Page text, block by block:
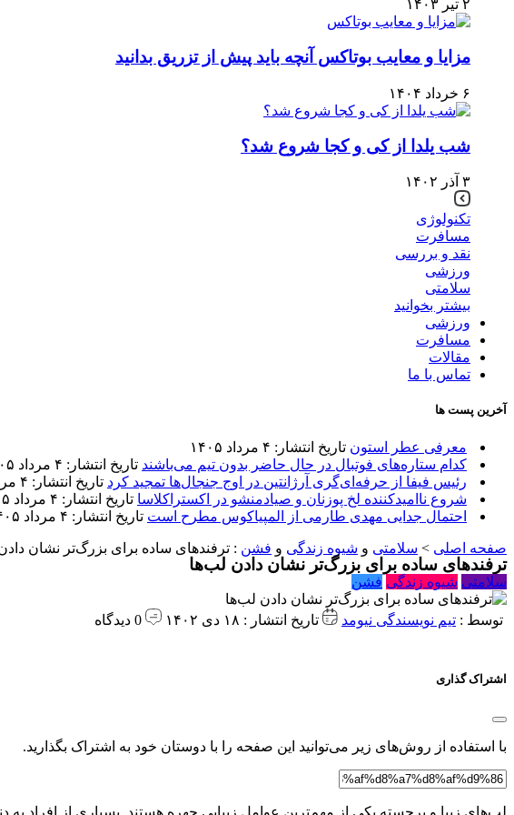
۲ تیر ۱۴۰۳
مزایا و معایب بوتاکس آنچه باید پیش از تزریق بدانید
۶ خرداد ۱۴۰۴
شب یلدا از کی و کجا شروع شد؟
۳ آذر ۱۴۰۲
تکنولوژی
مسافرت
نقد و بررسی
ورزشی
سلامتی
بیشتر بخوانید
ورزشی
مسافرت
مقالات
تماس با ما
آخرین پست ها
معرفی عطر استون تاریخ انتشار: ۴ مرداد ۱۴۰۵
کدام ستاره‌های فوتبال در حال حاضر بدون تیم می‌باشند تاریخ انتشار: ۴ مرداد ۱۴۰۵
رئیس فیفا از حرفه‌ای‌گری آرژانتین در اوج جنجال‌ها تمجید کرد تاریخ انتشار: ۴ مرداد ۱۴۰۵
شروع ناامیدکننده لخ پوزنان و صیادمنشو در اکستراکلاسا تاریخ انتشار: ۴ مرداد ۱۴۰۵
احتمال جدایی مهدی طارمی از المپیاکوس مطرح است تاریخ انتشار: ۴ مرداد ۱۴۰۵
صفحه اصلی > سلامتی و شیوه زندگی و فشن : ترفندهای ساده برای بزرگ‌تر نشان
ترفندهای ساده برای بزرگ‌تر نشان دادن لب‌ها
سلامتی شیوه زندگی فشن
توسط : تیم نویسندگی نیومد تاریخ انتشار : ۱۸ دی ۱۴۰۲
اشتراک گذاری
با استفاده از روش‌های زیر می‌توانید این صفحه را با دوستان خود به اشتراک بگذارید.
لب‌های زیبا و برجسته یکی از مهم‌ترین عوامل زیبایی چهره هستند. بسیاری از افراد